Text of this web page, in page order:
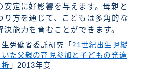
安定に好影響を与えます。母親と
り方を通じて、こどもは多角的な
決能力を育むことができます。
生労働省委託研究「 21世紀出生児縦
いた父親の育児参加と子どもの発達
析 」2013年度